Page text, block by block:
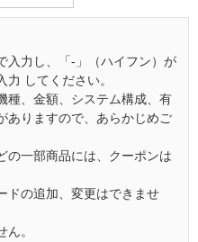
入力し、「-」（ハイフン）が
してください。
種、金額、システム構成、有
ありますので、あらかじめご
の一部商品には、クーポンは
ドの追加、変更はできませ
。